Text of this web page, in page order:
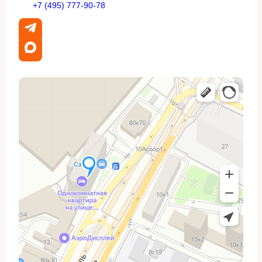
Падающая тяга и ускорение с задержкой —
Повышенный расход топлива — может быть
результатом некорректных показаний датчиков
или проблем с форсунками.
Дым из выхлопа — синий дым означает
масляное горение, чёрный — избыток топлива,
белый — возможные проблемы с охлаждением.
Посторонние звуки — стуки, щёлканье, стуки при
перегазовке требуют немедленного внимания.
Поэтапный план диагностики
двигателя
Работа начинается с простых вещей и постепенно
+7 (495) 777-90-78